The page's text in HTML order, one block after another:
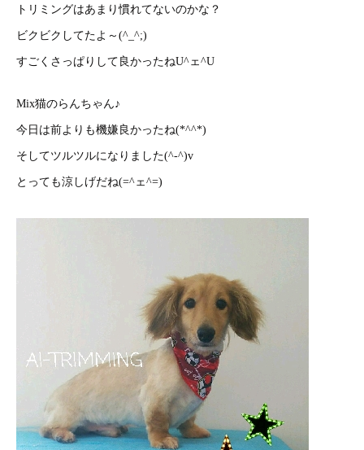
トリミングはあまり慣れてないのかな？
ビクビクしてたよ～(^_^;)
すごくさっぱりして良かったねU^ェ^U
Mix猫のらんちゃん♪
今日は前よりも機嫌良かったね(*^^*)
そしてツルツルになりました(^-^)v
とっても涼しげだね(=^ェ^=)